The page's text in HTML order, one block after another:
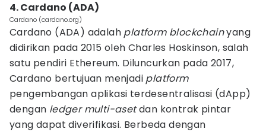
4. Cardano (ADA)
Cardano (cardano.org)
Cardano (ADA) adalah platform blockchainyang
didirikan pada 2015 oleh Charles Hoskinson, salah
satu pendiri Ethereum. Diluncurkan pada 2017,
Cardano bertujuan menjadi platform
pengembangan aplikasi terdesentralisasi (dApp)
dengan ledger multi-asetdan kontrak pintar
yang dapat diverifikasi. Berbeda dengan